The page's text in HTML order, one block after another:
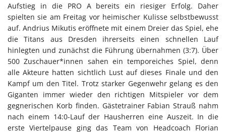
Aufstieg in die PRO A bereits ein riesiger Erfolg. Daher
spielten sie am Freitag vor heimischer Kulisse selbstbewusst
auf. Andrius Mikutis eröffnete mit einem Dreier das Spiel, ehe
die Titans aus Dresden ihrerseits einen schnellen Lauf
hinlegten und zunächst die Führung übernahmen (3:7). Über
500 Zuschauer*innen sahen ein temporeiches Spiel, denn
alle Akteure hatten sichtlich Lust auf dieses Finale und den
Kampf um den Titel. Trotz starker Gegenwehr gelang es den
Giganten immer wieder den richtigen Mitspieler vor dem
gegnerischen Korb finden. Gästetrainer Fabian Strauß nahm
nach einem 14:0-Lauf der Hausherren eine Auszeit. In die
erste Viertelpause ging das Team von Headcoach Florian